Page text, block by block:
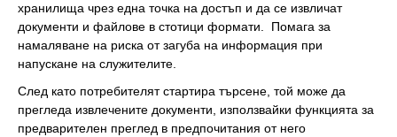
хранилища чрез една точка на достъп и да се извличат
документи и файлове в стотици формати. Помага за
намаляване на риска от загуба на информация при
напускане на служителите.
След като потребителят стартира търсене, той може да
прегледа извлечените документи, използвайки функцията за
предварителен преглед в предпочитания от него